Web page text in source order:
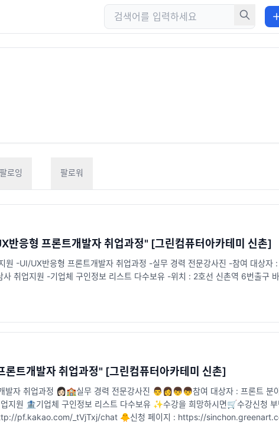
팔로잉 팔로워
응형 프론트개발자 취업과정" [그린컴퓨터아카테미 신촌]
-UI/UX반응형 프론트개발자 취업과정 -실무 경력 전문강사진 -참여 대상자 :
취업지원 -기업체 구인정보 리스트 다수보유 -위치 : 2호선 신촌역 6번출구
트개발자 취업과정" [그린컴퓨터아카테미 신촌]
자 취업과정 👩🏻🏫실무 경력 전문강사진 👨👩👦👦참여 대상자 : 프론트 분
지원 🏦기업체 구인정보 리스트 다수보유 ✨수강을 희망하시면🛒수강신청
pf.kakao.com/_tVjTxj/chat 🐥신청 페이지 : https://